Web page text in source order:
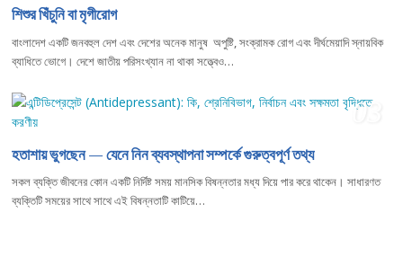
শিশুর খিঁচুনি বা মৃগীরোগ
বাংলাদেশ একটি জনবহুল দেশ এবং দেশের অনেক মানুষ অপুষ্টি, সংক্রামক রোগ এবং দীর্ঘমেয়াদি স্নায়বিক
ব্যাধিতে ভোগে। দেশে জাতীয় পরিসংখ্যান না থাকা সত্ত্বেও…
03
হতাশায় ভুগছেন — যেনে নিন ব্যবস্থাপনা সম্পর্কে গুরুত্বপূর্ণ তথ্য
সকল ব্যক্তি জীবনের কোন একটি নির্দিষ্ট সময় মানসিক বিষন্নতার মধ্য দিয়ে পার করে থাকেন। সাধারণত
ব্যক্তিটি সময়ের সাথে সাথে এই বিষন্নতাটি কাটিয়ে…